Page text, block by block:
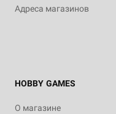
Адреса магазинов
HOBBY GAMES
О магазине